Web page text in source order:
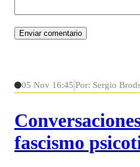
05 Nov 16:45 Por: Sergio
fascismo